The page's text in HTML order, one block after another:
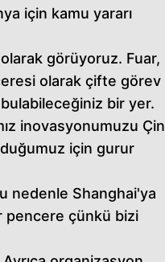
için kamu yararı
olarak görüyoruz. Fuar,
olarak çifte görev
bir yer.
inovasyonumuzu Çin
için gurur
nedenle Shanghai'ya
pencere çünkü bizi